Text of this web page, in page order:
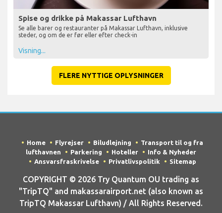
Spise og drikke på Makassar Lufthavn
Se alle barer og restauranter på Makassar Lufthavn, inklusive
steder, og om de er før eller efter check-in
Visning...
FLERE NYTTIGE OPLYSNINGER
Home Flyrejser Biludlejning
Transport til og fra
lufthavnen
Parkering Hoteller
Info & Nyheder
Ansvarsfraskrivelse
Privatlivspolitik Sitemap
COPYRIGHT © 2026 Try Quantum OU trading as
"TripTQ" and makassarairport.net (also known as
TripTQ Makassar Lufthavn) / All Rights Reserved.